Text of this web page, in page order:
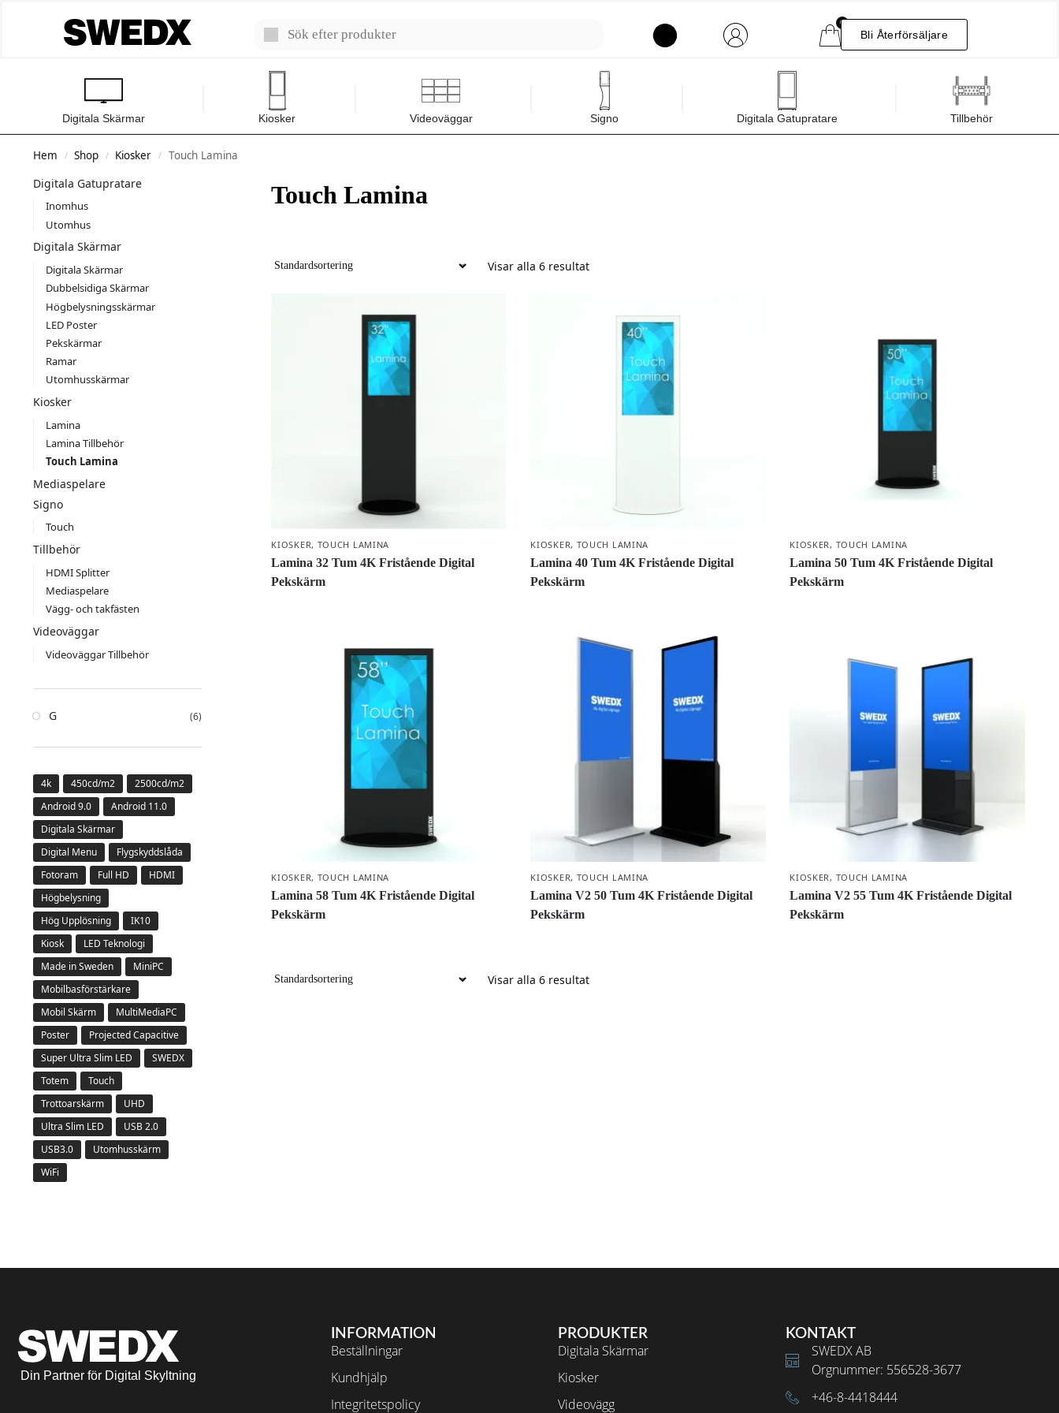
0
Bli Återförsäljare
Digitala Skärmar Kiosker Videoväggar Signo Digitala Gatupratare Tillbehör
Hem / Shop / Kiosker / Touch Lamina
Touch Lamina
Visar alla 6 resultat
KIOSKER, TOUCH LAMINA
Lamina 32 Tum 4K Fristående Digital
Pekskärm
KIOSKER, TOUCH LAMINA
Lamina 40 Tum 4K Fristående Digital
Pekskärm
KIOSKER , TOUCH LAMINA
Lamina 50 Tum 4K Fristående Digital
Pekskärm
KIOSKER, TOUCH LAMINA
Lamina 58 Tum 4K Fristående Digital
Pekskärm
KIOSKER, TOUCH LAMINA
Lamina V2 50 Tum 4K Fristående Digital
Pekskärm
KIOSKER , TOUCH LAMINA
Lamina V2 55 Tum 4K Fristående Digital
Pekskärm
Visar alla 6 resultat
Digitala Gatupratare
Inomhus
Utomhus
Digitala Skärmar
Digitala Skärmar
Dubbelsidiga Skärmar
Högbelysningsskärmar
LED Poster
Pekskärmar
Ramar
Utomhusskärmar
Kiosker
Lamina
Lamina Tillbehör
Touch Lamina
Mediaspelare
Signo
Touch
Tillbehör
HDMI Splitter
Mediaspelare
Vägg- och takfästen
Videoväggar
Videoväggar Tillbehör
G (6)
4k 450cd/m2
2500cd/m2
Android 9.0
Android 11.0
Digitala Skärmar
Digital Menu
Flygskyddslåda
Fotoram
Full HD
HDMI
Högbelysning
Hög Upplösning
IK10
Kiosk
LED Teknologi
Made in Sweden
MiniPC
Mobilbasförstärkare
Mobil Skärm
MultiMediaPC
Poster
Projected Capacitive
Super Ultra Slim LED
SWEDX
Totem
Touch
Trottoarskärm
UHD
Ultra Slim LED
USB 2.0
USB3.0
Utomhusskärm
WiFi
Din Partner för Digital Skyltning
INFORMATION
Beställningar
Kundhjälp
Integritetspolicy
PRODUKTER
Digitala Skärmar
Kiosker
Videovägg
KONTAKT
SWEDX AB
Orgnummer: 556528-3677
+46-8-4418444